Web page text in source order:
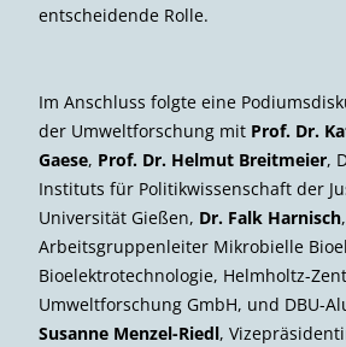
entscheidende Rolle.
Im Anschluss folgte eine
der Umweltforschung mit Prof. Dr.
Gaese, Prof. Dr. Helmut Breitmeier,
Instituts für Politikwissenschaft der
Universität Gießen, Dr. Falk Harnisch,
Arbeitsgruppenleiter Mikrobielle
Bioelektrotechnologie, Helmholtz-
Umweltforschung GmbH, und DBU-
Susanne Menzel-Riedl,